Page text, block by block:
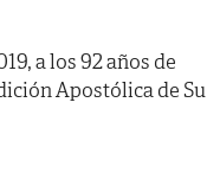
a los 92 años de
Apostólica de Su